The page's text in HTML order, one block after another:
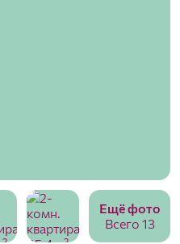
Ещё фото
Всего 13